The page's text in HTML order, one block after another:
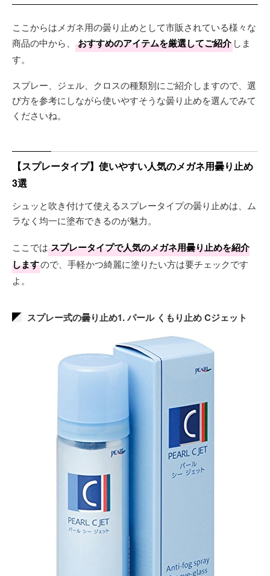
ここからはメガネ用の曇り止めとして市販されている様々な
商品の中から、
おすすめのアイテムを厳選してご紹介 しま
す。
スプレー、ジェル、クロスの種類別にご紹介しますので、選
び方を参考にしながら使いやすそうな曇り止めを選んでみて
くださいね。
【スプレータイプ】使いやすい人気のメガネ用曇り止め
3選
シュッと吹き付けて使えるスプレータイプの曇り止めは、ム
ラなく均一に塗布できるのが魅力。
ここでは スプレータイプで人気のメガネ用曇り止めを紹介
しますので、手軽かつ綺麗に塗りたい方は要チェックです
よ。
スプレー式の曇り止め1. パール くもり止め Cジェット